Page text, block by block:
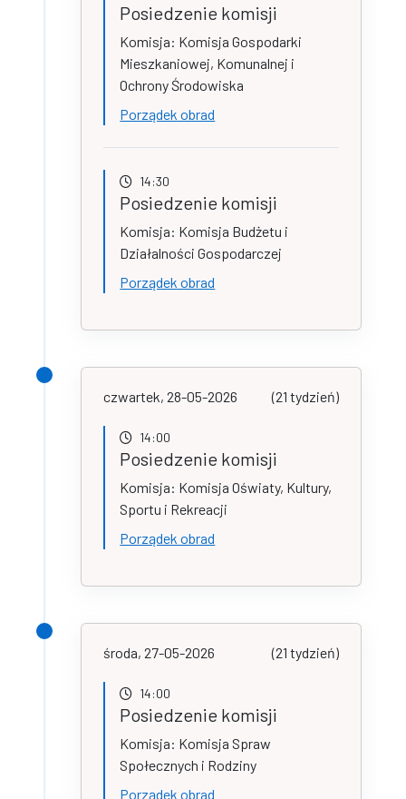
Posiedzenie komisji
Komisja: Komisja Gospodarki
Mieszkaniowej, Komunalnej i
Ochrony Środowiska
Porządek obrad
14:30
Posiedzenie komisji
Komisja: Komisja Budżetu i
Działalności Gospodarczej
Porządek obrad
czwartek, 28-05-2026 (21 tydzień)
14:00
Posiedzenie komisji
Komisja: Komisja Oświaty, Kultury,
Sportu i Rekreacji
Porządek obrad
środa, 27-05-2026 (21 tydzień)
14:00
Posiedzenie komisji
Komisja: Komisja Spraw
Społecznych i Rodziny
Porządek obrad